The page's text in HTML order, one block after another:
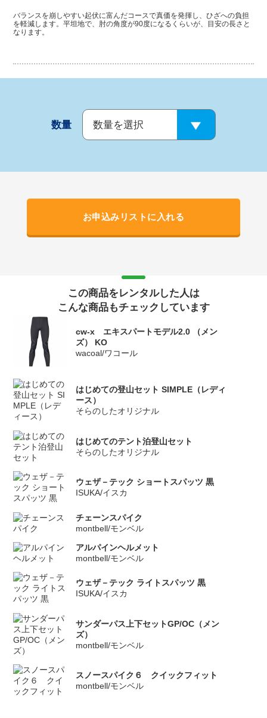
バランスを崩しやすい起伏に富んだコースで真価を発揮し、ひざへの負担
を軽減します。平坦地で、肘の角度が90度になるくらいが、目安の長さと
なります。
数量
お申込みリストに入れる
この商品をレンタルした人は
こんな商品もチェックしています
cw-x エキスパートモデル2.0 （メン
ズ） KO
wacoal/ワコール
はじめての登山セット SIMPLE（レディ
ース）
そらのしたオリジナル
はじめてのテント泊登山セット
そらのしたオリジナル
ウェザ－テック ショートスパッツ 黒
ISUKA/イスカ
チェーンスパイク
montbell/モンベル
アルパインヘルメット
montbell/モンベル
ウェザ－テック ライトスパッツ 黒
ISUKA/イスカ
サンダーパス上下セットGP/OC（メン
ズ）
montbell/モンベル
スノースパイク６ クイックフィット
montbell/モンベル